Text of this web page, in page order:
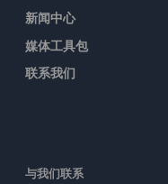
新闻中心
媒体工具包
联系我们
与我们联系